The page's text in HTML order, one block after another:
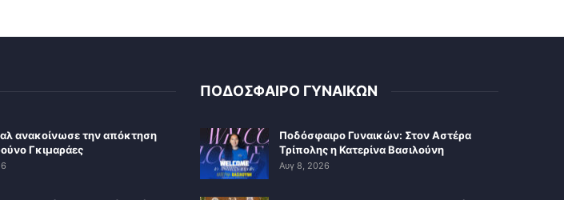
ανακοίνωσε την απόκτηση
Γκιμαράες
ΠΟΔΟΣΦΑΙΡΟ ΓΥΝΑΙΚΩΝ
Ποδόσφαιρο Γυναικών: Στον Αστέρα
Τρίπολης η Κατερίνα Βασιλούνη
Αυγ 8, 2026